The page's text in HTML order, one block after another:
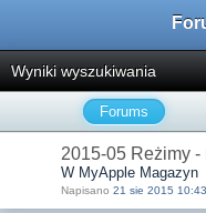
Wyniki wyszukiwania
Forums
2015-05 Reżimy -
W MyApple Magazyn
Napisano 21 sie 2015 10:43